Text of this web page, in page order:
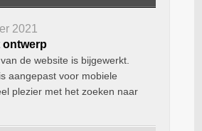
2021
ontwerp
de website is bijgewerkt.
aangepast voor mobiele
plezier met het zoeken naar